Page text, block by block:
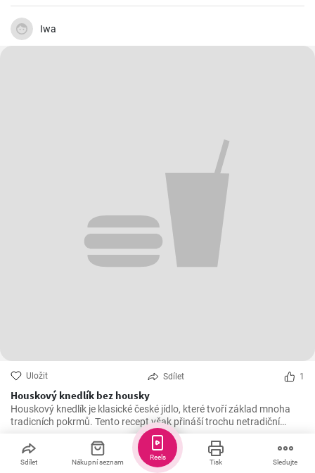
Iwa
Uložit Sdílet 1
Houskový knedlík bez housky
Houskový knedlík je klasické české jídlo, které tvoří základ mnoha
tradicních pokrmů. Tento recept však přináší trochu netradiční
variantu, která nevyžaduje housky, ale stále si zachovává tradiční
chutě.
Další recepty
Sdílet Nákupní seznam Tisk Sledujte
Reels